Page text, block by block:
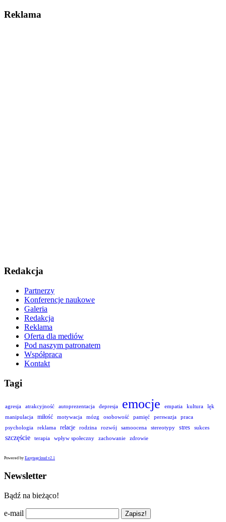
Reklama
Redakcja
Partnerzy
Konferencje naukowe
Galeria
Redakcja
Reklama
Oferta dla mediów
Pod naszym patronatem
Współpraca
Kontakt
Tagi
agresja atrakcyjność autoprezentacja depresja emocje empatia kultura
lęk
manipulacja
miłość motywacja mózg osobowość pamięć perswazja
praca
psychologia
reklama relacje rodzina rozwój samoocena stereotypy stres sukces
szczęście terapia wpływ społeczny zachowanie zdrowie
Powered by Easytagcloud v2.1
Newsletter
Bądź na bieżąco!
e-mail